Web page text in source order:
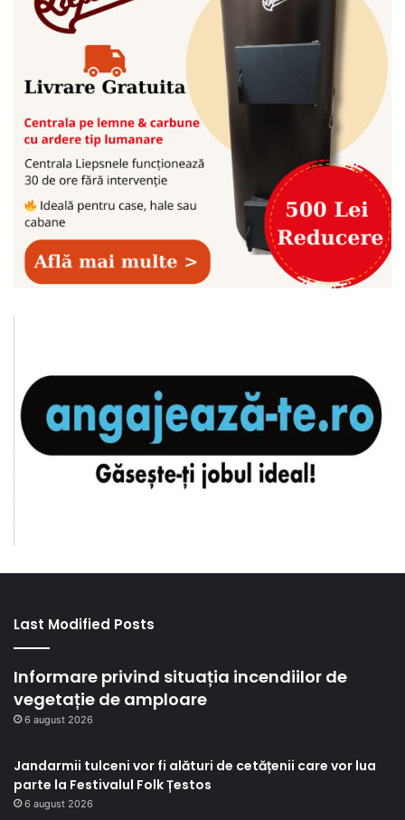
Last Modified Posts
Informare privind situația incendiilor de
vegetație de amploare
6 august 2026
Jandarmii tulceni vor fi alături de cetățenii care vor lua
parte la Festivalul Folk Țestos
6 august 2026